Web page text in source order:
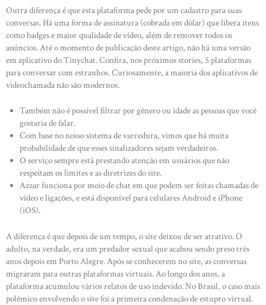
Outra diferença é que esta plataforma pede por um cadastro para suas
conversas. Há uma forma de assinatura (cobrada em dólar) que libera itens
como badges e maior qualidade de vídeo, além de remover todos os
anúncios. Até o momento de publicação deste artigo, não há uma versão
em aplicativo do Tinychat. Confira, nos próximos stories, 5 plataformas
para conversar com estranhos. Curiosamente, a maioria dos aplicativos de
videochamada não são modernos.
Também não é possível filtrar por gênero ou idade as pessoas que você
gostaria de falar.
Com base no nosso sistema de varredura, vimos que há muita
probabilidade de que esses sinalizadores sejam verdadeiros.
O serviço sempre está prestando atenção em usuários que não
respeitam os limites e as diretrizes do site.
Azzar funciona por meio de chat em que podem ser feitas chamadas de
vídeo e ligações, e está disponível para celulares Android e iPhone
(iOS).
A diferença é que depois de um tempo, o site deixou de ser atrativo. O
adulto, na verdade, era um predador sexual que acabou sendo preso três
anos depois em Porto Alegre. Após se conhecerem no site, as conversas
migraram para outras plataformas virtuais. Ao longo dos anos, a
plataforma acumulou vários relatos de uso indevido. No Brasil, o caso mais
polêmico envolvendo o site foi a primeira condenação de estupro virtual.